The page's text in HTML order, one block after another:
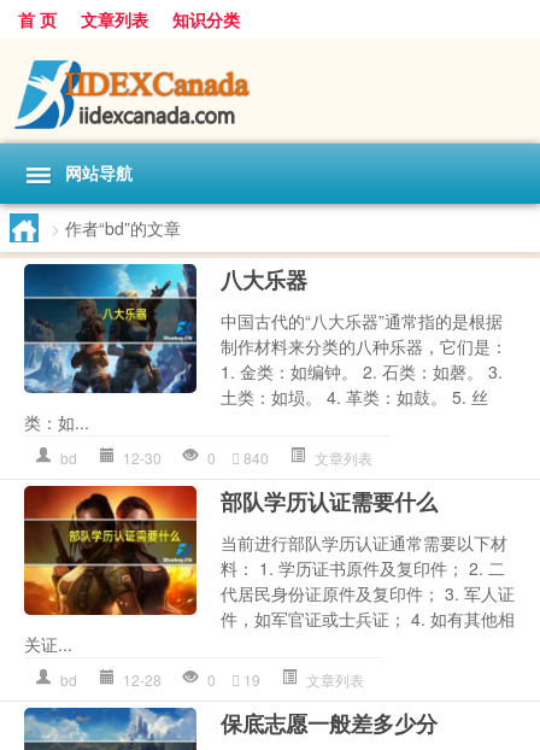
首 页 文章列表 知识分类
网站导航
> 作者“bd”的文章
八大乐器
中国古代的“八大乐器”通常指的是根据
制作材料来分类的八种乐器，它们是：
1. 金类：如编钟。 2. 石类：如磬。 3.
土类：如埙。 4. 革类：如鼓。 5. 丝
类：如...
bd 12-30 0 840 文章列表
部队学历认证需要什么
当前进行部队学历认证通常需要以下材
料： 1. 学历证书原件及复印件； 2. 二
代居民身份证原件及复印件； 3. 军人证
件，如军官证或士兵证； 4. 如有其他相
关证...
bd 12-28 0 19 文章列表
保底志愿一般差多少分